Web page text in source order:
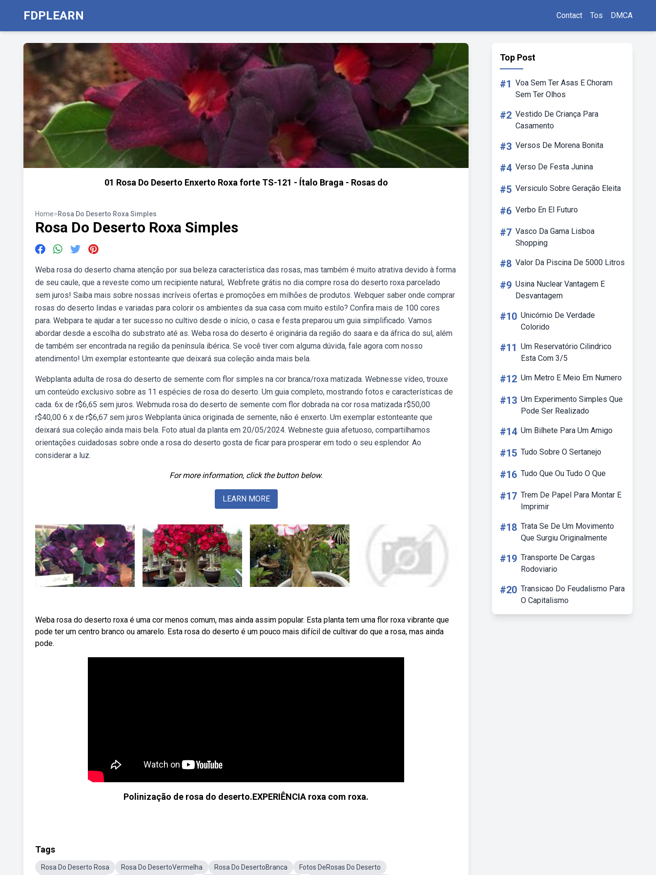
FDPLEARN Contact Tos DMCA
01 Rosa Do Deserto Enxerto Roxa forte TS-121 - Ítalo Braga - Rosas do
Home>Rosa Do Deserto Roxa Simples
Rosa Do Deserto Roxa Simples
Weba rosa do deserto chama atenção por sua beleza característica das rosas, mas também é muito atrativa devido à forma
de seu caule, que a reveste como um recipiente natural,. Webfrete grátis no dia compre rosa do deserto roxa parcelado
sem juros! Saiba mais sobre nossas incríveis ofertas e promoções em milhões de produtos. Webquer saber onde comprar
rosas do deserto lindas e variadas para colorir os ambientes da sua casa com muito estilo? Confira mais de 100 cores
para. Webpara te ajudar a ter sucesso no cultivo desde o início, o casa e festa preparou um guia simplificado. Vamos
abordar desde a escolha do substrato até as. Weba rosa do deserto é originária da região do saara e da áfrica do sul, além
de também ser encontrada na região da península ibérica. Se você tiver com alguma dúvida, fale agora com nosso
atendimento! Um exemplar estonteante que deixará sua coleção ainda mais bela.
Webplanta adulta de rosa do deserto de semente com flor simples na cor branca/roxa matizada. Webnesse vídeo, trouxe
um conteúdo exclusivo sobre as 11 espécies de rosa do deserto. Um guia completo, mostrando fotos e características de
cada. 6x de r$6,65 sem juros. Webmuda rosa do deserto de semente com flor dobrada na cor rosa matizada r$50,00
r$40,00 6 x de r$6,67 sem juros Webplanta única originada de semente, não é enxerto. Um exemplar estonteante que
deixará sua coleção ainda mais bela. Foto atual da planta em 20/05/2024. Webneste guia afetuoso, compartilhamos
orientações cuidadosas sobre onde a rosa do deserto gosta de ficar para prosperar em todo o seu esplendor. Ao
considerar a luz.
For more information, click the button below.
LEARN MORE
Weba rosa do deserto roxa é uma cor menos comum, mas ainda assim popular. Esta planta tem uma flor roxa vibrante que
pode ter um centro branco ou amarelo. Esta rosa do deserto é um pouco mais difícil de cultivar do que a rosa, mas ainda
pode.
Polinização de rosa do deserto.EXPERIÊNCIA roxa com roxa.
Tags
Rosa Do Deserto Rosa Rosa Do DesertoVermelha Rosa Do DesertoBranca Fotos DeRosas Do Deserto
Top Post
#1 Voa Sem Ter Asas E Choram
Sem Ter Olhos
#2 Vestido De Criança Para
Casamento
#3 Versos De Morena Bonita
#4 Verso De Festa Junina
#5 Versiculo Sobre Geração Eleita
#6 Verbo En El Futuro
#7 Vasco Da Gama Lisboa
Shopping
#8 Valor Da Piscina De 5000 Litros
#9 Usina Nuclear Vantagem E
Desvantagem
#10 Unicórnio De Verdade
Colorido
#11 Um Reservatório Cilindrico
Esta Com 3/5
#12 Um Metro E Meio Em Numero
#13 Um Experimento Simples Que
Pode Ser Realizado
#14 Um Bilhete Para Um Amigo
#15 Tudo Sobre O Sertanejo
#16 Tudo Que Ou Tudo O Que
#17 Trem De Papel Para Montar E
Imprimir
#18 Trata Se De Um Movimento
Que Surgiu Originalmente
#19 Transporte De Cargas
Rodoviario
#20 Transicao Do Feudalismo Para
O Capitalismo